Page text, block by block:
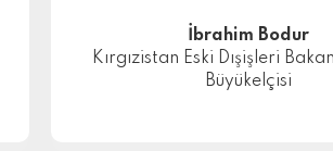
İbrahim Bodur
Kırgızistan Eski Dışişleri
Büyükelçisi